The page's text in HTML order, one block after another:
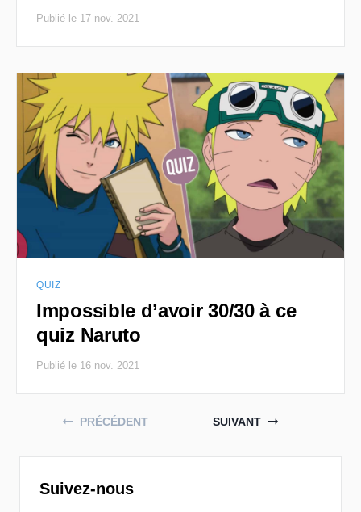
Publié le 17 nov. 2021
QUIZ
Impossible d’avoir 30/30 à ce
quiz Naruto
Publié le 16 nov. 2021
Posts navigation
PRÉCÉDENT SUIVANT
Suivez-nous